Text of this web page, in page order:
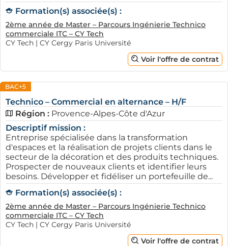
Formation(s) associée(s) :
2ème année de Master – Parcours Ingénierie Technico
commerciale ITC – CY Tech
CY Tech | CY Cergy Paris Université
Voir l'offre de contrat
BAC+5
Technico – Commercial en alternance – H/F
Région : Provence-Alpes-Côte d'Azur
Descriptif mission :
Entreprise spécialisée dans la transformation
d'espaces et la réalisation de projets clients dans le
secteur de la décoration et des produits techniques.
Prospecter de nouveaux clients et identifier leurs
besoins. Développer et fidéliser un portefeuille de...
Formation(s) associée(s) :
2ème année de Master – Parcours Ingénierie Technico
commerciale ITC – CY Tech
CY Tech | CY Cergy Paris Université
Voir l'offre de contrat